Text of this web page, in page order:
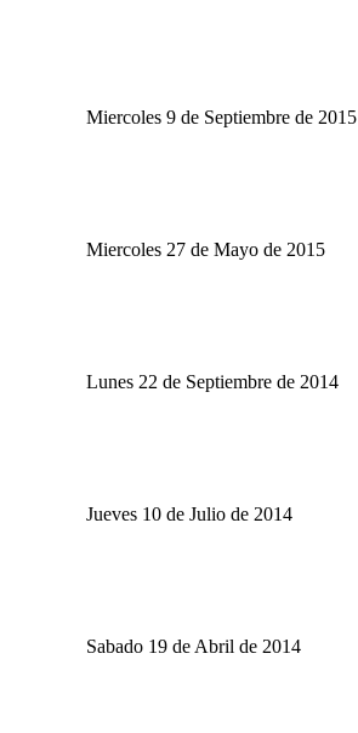
Miercoles 9 de Septiembre de 2015
Miercoles 27 de Mayo de 2015
Lunes 22 de Septiembre de 2014
Jueves 10 de Julio de 2014
Sabado 19 de Abril de 2014